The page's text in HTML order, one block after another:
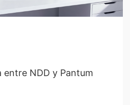
entre NDD y Pantum